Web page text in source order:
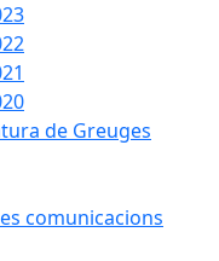
de Greuges
comunicacions